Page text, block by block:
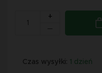
+
Czas wysyłki: 1 dzień